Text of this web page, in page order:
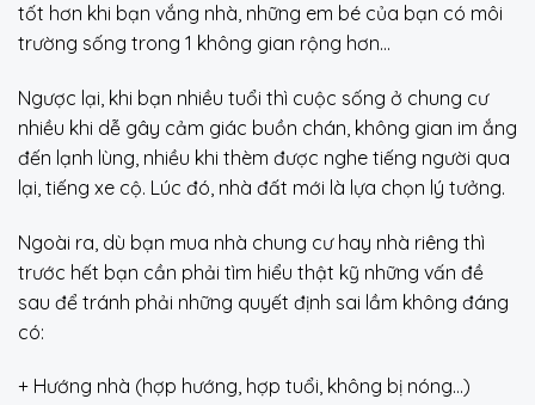
tốt hơn khi bạn vắng nhà, những em bé của bạn có môi
trường sống trong 1 không gian rộng hơn…
Ngược lại, khi bạn nhiều tuổi thì cuộc sống ở chung cư
nhiều khi dễ gây cảm giác buồn chán, không gian im ắng
đến lạnh lùng, nhiều khi thèm được nghe tiếng người qua
lại, tiếng xe cộ. Lúc đó, nhà đất mới là lựa chọn lý tưởng.
Ngoài ra, dù bạn mua nhà chung cư hay nhà riêng thì
trước hết bạn cần phải tìm hiểu thật kỹ những vấn đề
sau để tránh phải những quyết định sai lầm không đáng
có:
+ Hướng nhà (hợp hướng, hợp tuổi, không bị nóng…)